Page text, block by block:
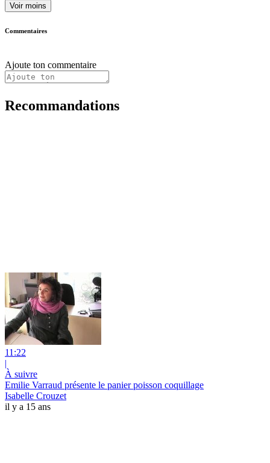
Voir moins
Commentaires
Ajoute ton commentaire
Recommandations
11:22
|
À suivre
Emilie Varraud présente le panier poisson coquillage
Isabelle Crouzet
il y a 15 ans